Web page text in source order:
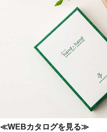
≪WEBカタログを見る≫